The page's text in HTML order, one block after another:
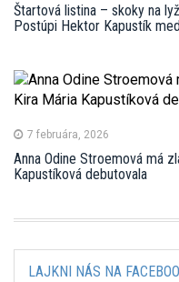
Štartová listina – skoky na
Postúpi Hektor Kapustík
7 februára, 2026
Anna Odine Stroemová má
Kapustíková debutovala
LAJKNI NÁS NA